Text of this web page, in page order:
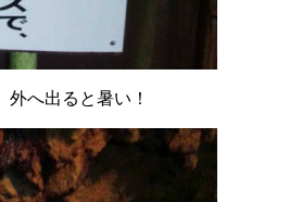
へ出ると暑い！